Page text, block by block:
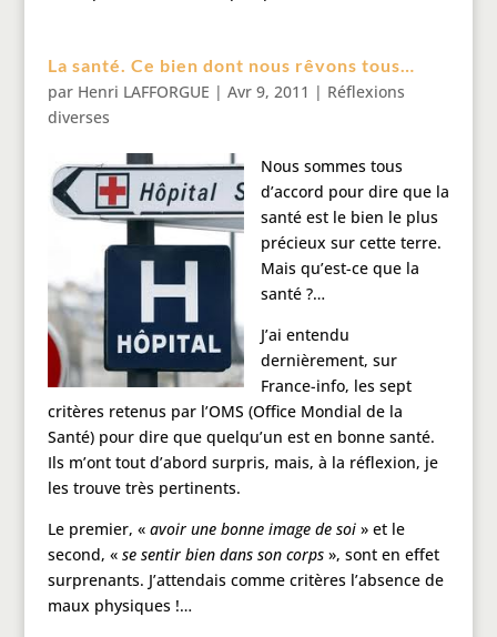
La santé. Ce bien dont nous rêvons tous…
par Henri LAFFORGUE | Avr 9, 2011 | Réflexions
diverses
Nous sommes tous
d’accord pour dire que la
santé est le bien le plus
précieux sur cette terre.
Mais qu’est-ce que la
santé ?…
J’ai entendu
dernièrement, sur
France-info, les sept
critères retenus par l’OMS (Office Mondial de la
Santé) pour dire que quelqu’un est en bonne santé.
Ils m’ont tout d’abord surpris, mais, à la réflexion, je
les trouve très pertinents.
Le premier, « avoir une bonne image de soi» et le
second, « se sentir bien dans son corps», sont en effet
surprenants. J’attendais comme critères l’absence de
maux physiques !…